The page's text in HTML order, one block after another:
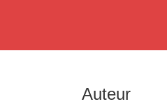
Auteur